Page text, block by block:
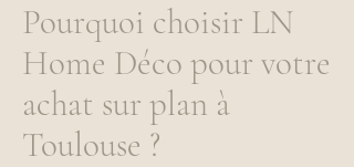
Pourquoi choisir LN
Home Déco pour votre
achat sur plan à
Toulouse ?